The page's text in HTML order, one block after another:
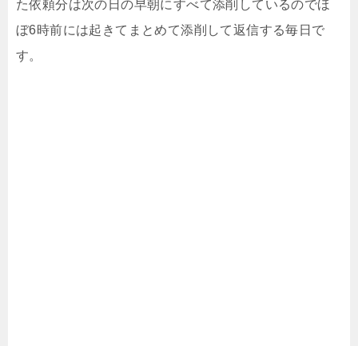
た依頼分は次の日の早朝にすべて添削しているのでほ
ぼ6時前には起きてまとめて添削して返信する毎日で
す。